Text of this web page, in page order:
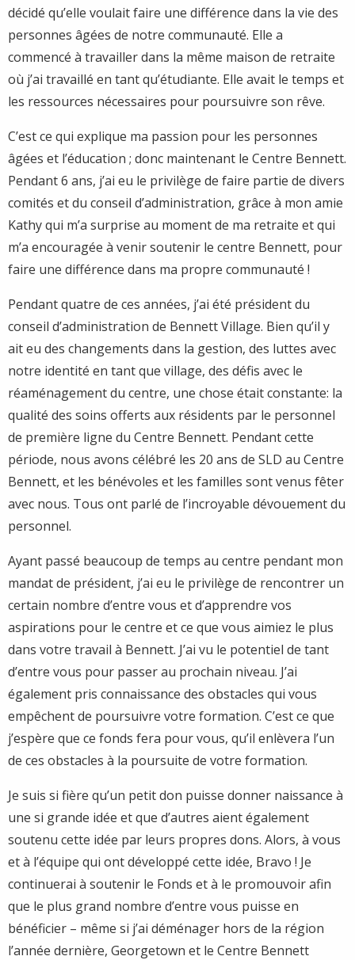
décidé qu’elle voulait faire une différence dans la vie des
personnes âgées de notre communauté. Elle a
commencé à travailler dans la même maison de retraite
où j’ai travaillé en tant qu’étudiante. Elle avait le temps et
les ressources nécessaires pour poursuivre son rêve.
C’est ce qui explique ma passion pour les personnes
âgées et l’éducation ; donc maintenant le Centre Bennett.
Pendant 6 ans, j’ai eu le privilège de faire partie de divers
comités et du conseil d’administration, grâce à mon amie
Kathy qui m’a surprise au moment de ma retraite et qui
m’a encouragée à venir soutenir le centre Bennett, pour
faire une différence dans ma propre communauté !
Pendant quatre de ces années, j’ai été président du
conseil d’administration de Bennett Village. Bien qu’il y
ait eu des changements dans la gestion, des luttes avec
notre identité en tant que village, des défis avec le
réaménagement du centre, une chose était constante: la
qualité des soins offerts aux résidents par le personnel
de première ligne du Centre Bennett. Pendant cette
période, nous avons célébré les 20 ans de SLD au Centre
Bennett, et les bénévoles et les familles sont venus fêter
avec nous. Tous ont parlé de l’incroyable dévouement du
personnel.
Ayant passé beaucoup de temps au centre pendant mon
mandat de président, j’ai eu le privilège de rencontrer un
certain nombre d’entre vous et d’apprendre vos
aspirations pour le centre et ce que vous aimiez le plus
dans votre travail à Bennett. J’ai vu le potentiel de tant
d’entre vous pour passer au prochain niveau. J’ai
également pris connaissance des obstacles qui vous
empêchent de poursuivre votre formation. C’est ce que
j’espère que ce fonds fera pour vous, qu’il enlèvera l’un
de ces obstacles à la poursuite de votre formation.
Je suis si fière qu’un petit don puisse donner naissance à
une si grande idée et que d’autres aient également
soutenu cette idée par leurs propres dons. Alors, à vous
et à l’équipe qui ont développé cette idée, Bravo ! Je
continuerai à soutenir le Fonds et à le promouvoir afin
que le plus grand nombre d’entre vous puisse en
bénéficier – même si j’ai déménager hors de la région
l’année dernière, Georgetown et le Centre Bennett